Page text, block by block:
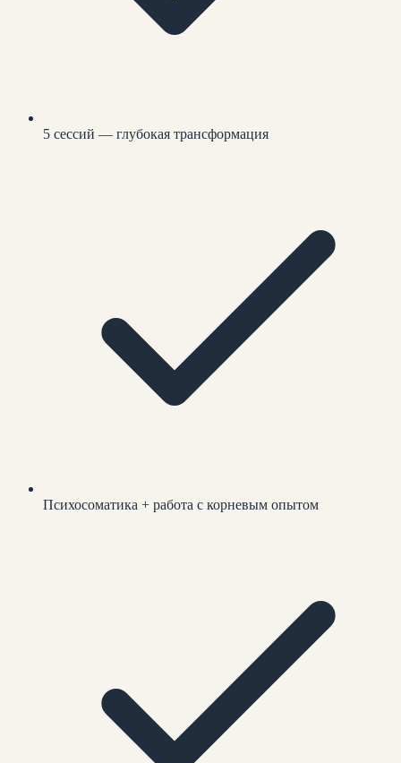
5 сессий — глубокая трансформация
Психосоматика + работа с корневым опытом